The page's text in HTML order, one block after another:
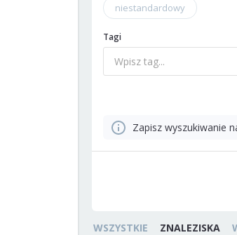
niestandardowy
Tagi
Zapisz wyszukiwanie
WSZYSTKIE ZNALEZISKA